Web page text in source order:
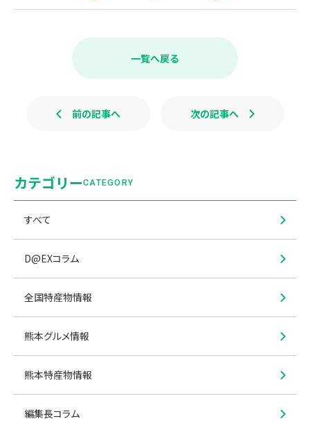
a
e
k
i
e
一覧へ戻る
前の記事へ 次の記事へ
カテゴリーCATEGORY
すべて
D@EXコラム
全国特産物情報
熊本グルメ情報
熊本特産物情報
編集長コラム